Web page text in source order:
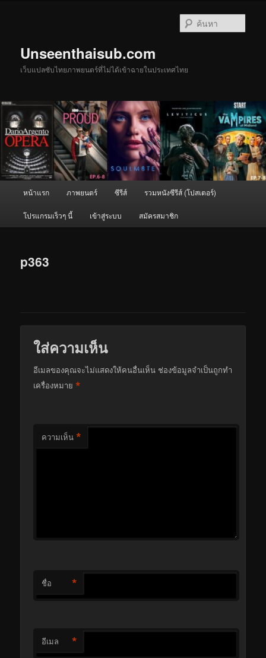
Unseenthaisub.com
เว็บแปลซับไทยภาพยนตร์ที่ไม่ได้เข้าฉายในประเทศไทย
หน้าแรก ภาพยนตร์ ซีรีส์ รวมหนังซีรีส์ (โปสเตอร์)
โปรแกรมเร็วๆ นี้ เข้าสู่ระบบ สมัครสมาชิก
p363
ใส่ความเห็น
อีเมลของคุณจะไม่แสดงให้คนอื่นเห็น ช่องข้อมูลจำเป็นถูกทำ
เครื่องหมาย*
ความเห็น *
ชื่อ *
อีเมล *